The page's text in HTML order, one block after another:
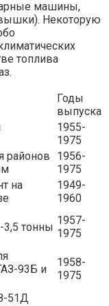
машины,
Некоторую
топлива
Годы
выпуска
1955-
1975
районов
1956-
1975
на
1949-
1960
3,5 тонны
1957-
1975
93Б и
1958-
1975
51Д